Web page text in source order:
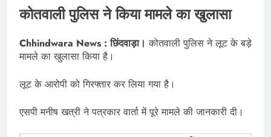
कोतवाली पुलिस ने किया मामले का खुलासा
Chhindwara News : छिंदवाड़ा।कोतवाली पुलिस ने लूट के बड़े
मामले का खुलासा किया है।
लूट के आरोपी को गिरफ्तार कर लिया गया है।
एसपी मनीष खत्री ने पत्रकार वार्ता में पूरे मामले की जानकारी दी।